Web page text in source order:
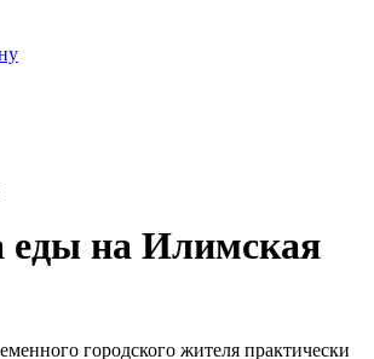
еды на Илимская
городского жителя практически